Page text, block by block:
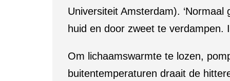
Universiteit Amsterdam).
huid en door zweet te verdampen.
Om lichaamswarmte te lozen,
buitentemperaturen draait de